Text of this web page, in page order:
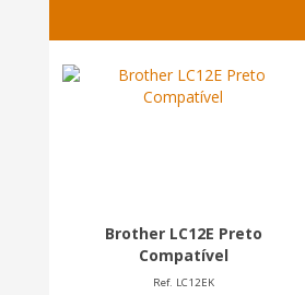
Brother LC12E Preto
Compatível
Ref. LC12EK